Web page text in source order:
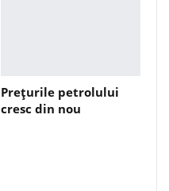
Prețurile petrolului
cresc din nou